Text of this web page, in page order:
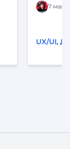
этом
что этот
7 мая
UX/UI,